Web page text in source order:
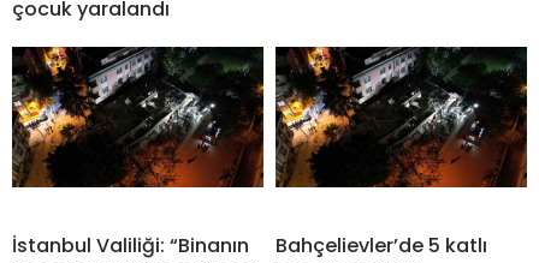
çocuk yaralandı
İstanbul Valiliği: “Binanın
Bahçelievler’de 5 katlı